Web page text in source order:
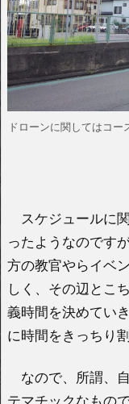
ドローンに関してはコ
スケジュールに
ったようなのです
方の教官やらイベ
しく、その辺とこ
義時間を決めてい
に時間をきっちり
なので、所謂、
テマチックなもの